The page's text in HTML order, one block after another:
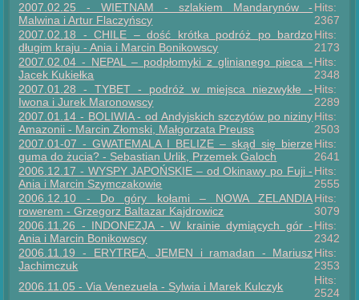
2007.02.25 - WIETNAM - szlakiem Mandarynów -
Malwina i Artur Flaczyńscy
Hits:
2367
2007.02.18 - CHILE – dość krótka podróż po bardzo
długim kraju - Ania i Marcin Bonikowscy
Hits:
2173
2007.02.04 - NEPAL – podpłomyki z glinianego pieca -
Jacek Kukiełka
Hits:
2348
2007.01.28 - TYBET - podróż w miejsca niezwykłe -
Iwona i Jurek Maronowscy
Hits:
2289
2007.01.14 - BOLIWIA - od Andyjskich szczytów po niziny
Amazonii - Marcin Złomski, Małgorzata Preuss
Hits:
2503
2007.01-07 - GWATEMALA I BELIZE – skąd się bierze
guma do żucia? - Sebastian Urlik, Przemek Galoch
Hits:
2641
2006.12.17 - WYSPY JAPOŃSKIE – od Okinawy po Fuji -
Ania i Marcin Szymczakowie
Hits:
2555
2006.12.10 - Do góry kołami – NOWA ZELANDIA
rowerem - Grzegorz Baltazar Kajdrowicz
Hits:
3079
2006.11.26 - INDONEZJA - W krainie dymiących gór -
Ania i Marcin Bonikowscy
Hits:
2342
2006.11.19 - ERYTREA, JEMEN i ramadan - Mariusz
Jachimczuk
Hits:
2353
2006.11.05 - Via Venezuela - Sylwia i Marek Kulczyk
Hits:
2524